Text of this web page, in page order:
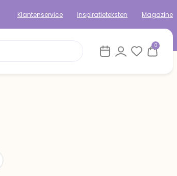
Klantenservice Inspiratieteksten Magazine
0